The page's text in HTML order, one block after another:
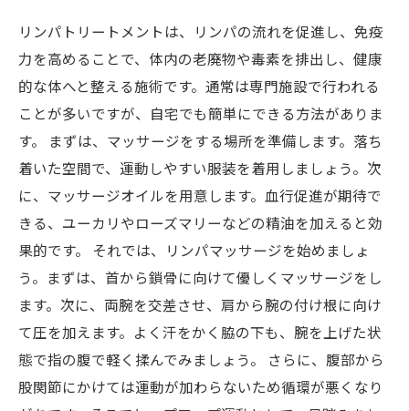
リンパトリートメントは、リンパの流れを促進し、免疫
力を高めることで、体内の老廃物や毒素を排出し、健康
的な体へと整える施術です。通常は専門施設で行われる
ことが多いですが、自宅でも簡単にできる方法がありま
す。 まずは、マッサージをする場所を準備します。落ち
着いた空間で、運動しやすい服装を着用しましょう。次
に、マッサージオイルを用意します。血行促進が期待で
きる、ユーカリやローズマリーなどの精油を加えると効
果的です。 それでは、リンパマッサージを始めましょ
う。まずは、首から鎖骨に向けて優しくマッサージをし
ます。次に、両腕を交差させ、肩から腕の付け根に向け
て圧を加えます。よく汗をかく脇の下も、腕を上げた状
態で指の腹で軽く揉んでみましょう。 さらに、腹部から
股関節にかけては運動が加わらないため循環が悪くなり